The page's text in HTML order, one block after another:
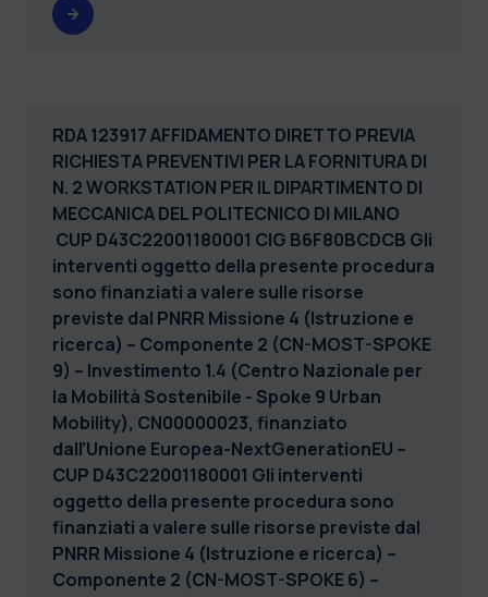
RDA 123917 AFFIDAMENTO DIRETTO PREVIA
RICHIESTA PREVENTIVI PER LA FORNITURA DI
N. 2 WORKSTATION PER IL DIPARTIMENTO DI
MECCANICA DEL POLITECNICO DI MILANO
CUP D43C22001180001 CIG B6F80BCDCB Gli
interventi oggetto della presente procedura
sono finanziati a valere sulle risorse
previste dal PNRR Missione 4 (Istruzione e
ricerca) – Componente 2 (CN-MOST-SPOKE
9) – Investimento 1.4 (Centro Nazionale per
la Mobilità Sostenibile - Spoke 9 Urban
Mobility), CN00000023, finanziato
dall’Unione Europea-NextGenerationEU –
CUP D43C22001180001 Gli interventi
oggetto della presente procedura sono
finanziati a valere sulle risorse previste dal
PNRR Missione 4 (Istruzione e ricerca) –
Componente 2 (CN-MOST-SPOKE 6) –